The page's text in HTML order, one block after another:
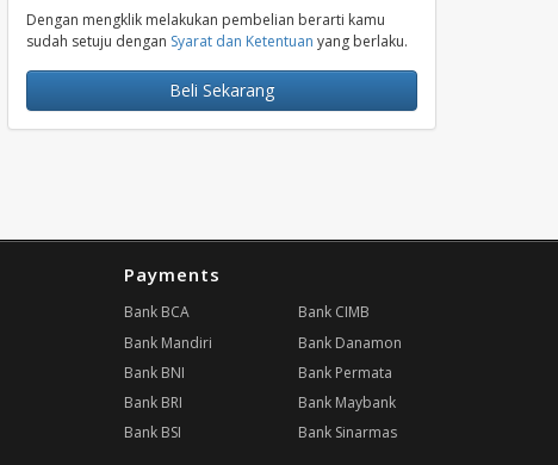
Dengan mengklik melakukan pembelian berarti kamu
sudah setuju dengan Syarat dan Ketentuan yang berlaku.
Beli Sekarang
Payments
Bank BCA
Bank Mandiri
Bank BNI
Bank BRI
Bank BSI
Bank CIMB
Bank Danamon
Bank Permata
Bank Maybank
Bank Sinarmas